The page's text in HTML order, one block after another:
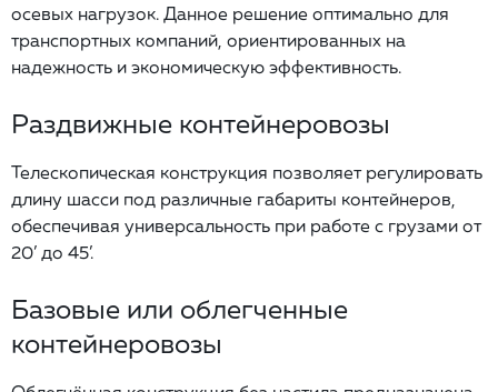
осевых нагрузок. Данное решение оптимально для
транспортных компаний, ориентированных на
надежность и экономическую эффективность.
Раздвижные контейнеровозы
Телескопическая конструкция позволяет регулировать
длину шасси под различные габариты контейнеров,
обеспечивая универсальность при работе с грузами от
20’ до 45’.
Базовые или облегченные
контейнеровозы